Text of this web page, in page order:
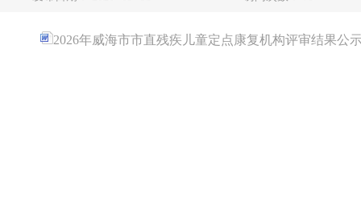
2026年威海市市直残疾儿童定点康复机构评审结果公